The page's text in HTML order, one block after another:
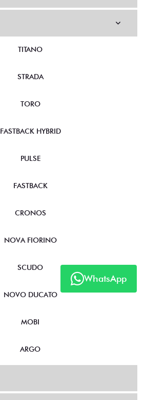
WhatsApp
TITANO
STRADA
TORO
FASTBACK HYBRID
PULSE
FASTBACK
CRONOS
NOVA FIORINO
SCUDO
NOVO DUCATO
MOBI
ARGO